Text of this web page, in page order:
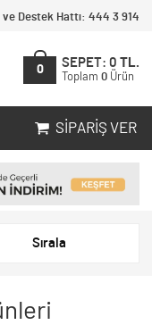
ve Destek Hattı: 444 3 914
0
SEPET: 0 TL.
Toplam 0 Ürün
SIPARIŞ VER
Sırala